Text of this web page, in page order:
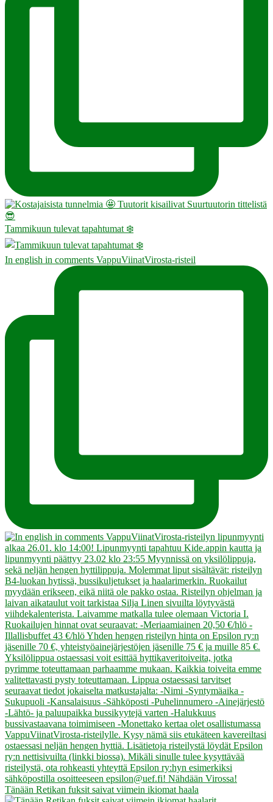
Tammikuun tulevat tapahtumat ❄️
In english in comments VappuViinatVirosta-risteil
Tänään Retikan fuksit saivat viimein ikiomat haala